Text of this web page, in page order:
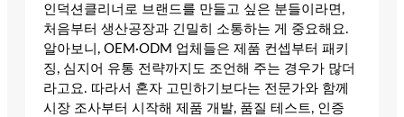
인덕션클리너로 브랜드를 만들고 싶은 분들이라면,
처음부터 생산공장과 긴밀히 소통하는 게 중요해요.
알아보니, OEM·ODM 업체들은 제품 컨셉부터 패키
징, 심지어 유통 전략까지도 조언해 주는 경우가 많더
라고요. 따라서 혼자 고민하기보다는 전문가와 함께
시장 조사부터 시작해 제품 개발, 품질 테스트, 인증